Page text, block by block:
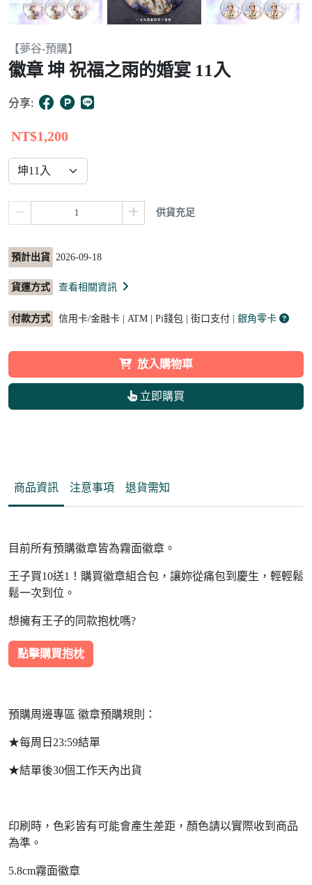
Item
2
of
10
【夢谷-預購】
徽章 坤 祝福之雨的婚宴 11入
分享:
NT$1,200
供貨充足
預計出貨 2026-09-18
貨運方式 查看相關資訊
付款方式 信用卡/金融卡 | ATM | Pi錢包 | 街口支付 | 銀角零卡
放入購物車
立即購買
商品資訊 注意事項 退貨需知
目前所有預購徽章皆為霧面徽章。
王子買10送1！購買徽章組合包，讓妳從痛包到慶生，輕輕鬆
鬆一次到位。
想擁有王子的同款抱枕嗎?
點擊購買抱枕
預購周邊專區 徽章預購規則：
★每周日23:59結單
★結單後30個工作天內出貨
印刷時，色彩皆有可能會產生差距，顏色請以實際收到商品
為準。
5.8cm霧面徽章